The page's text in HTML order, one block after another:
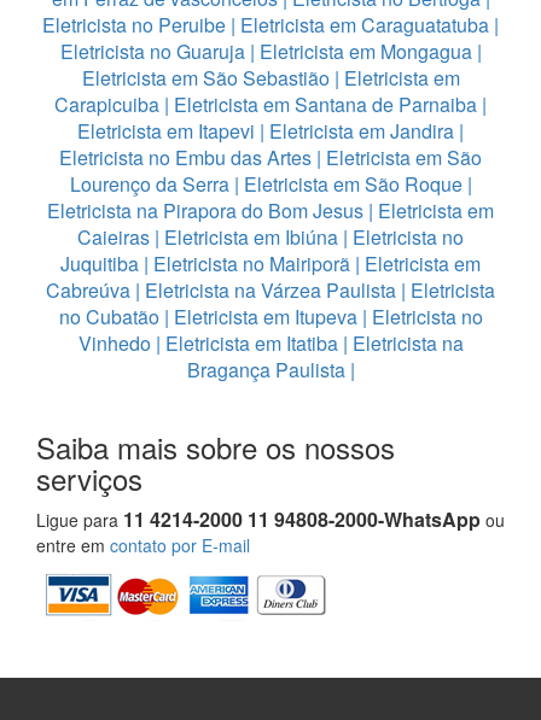
Eletricista no Peruibe | Eletricista em Caraguatatuba |
Eletricista no Guaruja| Eletricista em Mongagua|
Eletricista em São Sebastião| Eletricista em
Carapicuiba | Eletricista em Santana de Parnaiba |
Eletricista em Itapevi | Eletricista em Jandira |
Eletricista no Embu das Artes | Eletricista em São
Lourenço da Serra| Eletricista em São Roque|
Eletricista na Pirapora do Bom Jesus | Eletricista em
Caieiras | Eletricista em Ibiúna | Eletricista no
Juquitiba | Eletricista no Mairiporã | Eletricista em
Cabreúva | Eletricista na Várzea Paulista | Eletricista
no Cubatão| Eletricista em Itupeva| Eletricista no
Vinhedo| Eletricista em Itatiba| Eletricista na
Bragança Paulista|
Saiba mais sobre os nossos
serviços
Ligue para 11 4214-2000 11 94808-2000-WhatsApp ou
entre em contato por E-mail